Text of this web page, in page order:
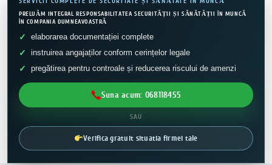
PRELUĂM INTEGRAL RESPONSABILITATEA SECURITĂȚII ȘI SĂNĂTĂȚII ÎN MUNCĂ
ÎN COMPANIA DUMNEAVOASTRĂ
elaborarea documentației complete
instruirea angajaților conform cerințelor legale
pregătirea pentru controale și reducerea riscului de amenzi
Suna acum: 068118455
SAU
Verifica gratuit situatia firmei tale